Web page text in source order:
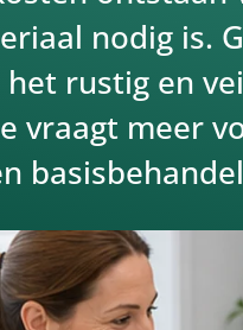
nodig is.
rustig en
vraagt meer